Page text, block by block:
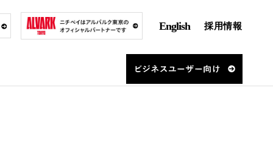
English 採用情報